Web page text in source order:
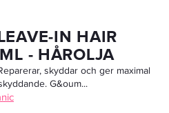
IN HAIR
- HÅROLJA
skyddar och ger maximal
G&oum...